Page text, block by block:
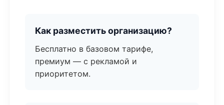
Как разместить организацию?
Бесплатно в базовом тарифе,
премиум — с рекламой и
приоритетом.